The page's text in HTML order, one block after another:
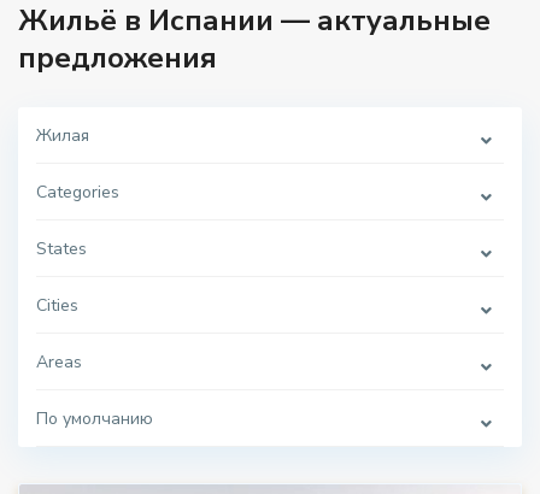
Жильё в Испании — актуальные
предложения
Жилая
Categories
States
Cities
Areas
По умолчанию